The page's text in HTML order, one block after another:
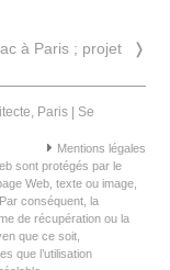
à Paris ; projet ❭
Paris | Se
Mentions légales
sont protégés par le
Web, texte ou image,
conséquent, la
de récupération ou la
que ce soit,
que l’utilisation